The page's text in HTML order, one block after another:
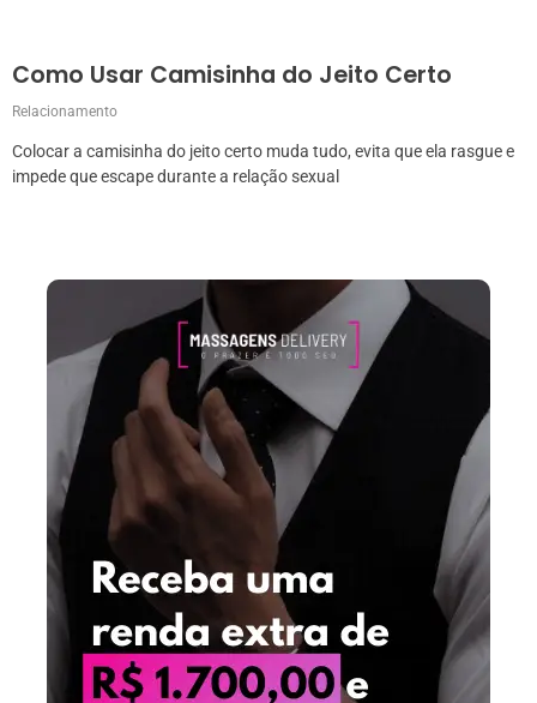
Como Usar Camisinha do Jeito Certo
Relacionamento
Colocar a camisinha do jeito certo muda tudo, evita que ela rasgue e
impede que escape durante a relação sexual